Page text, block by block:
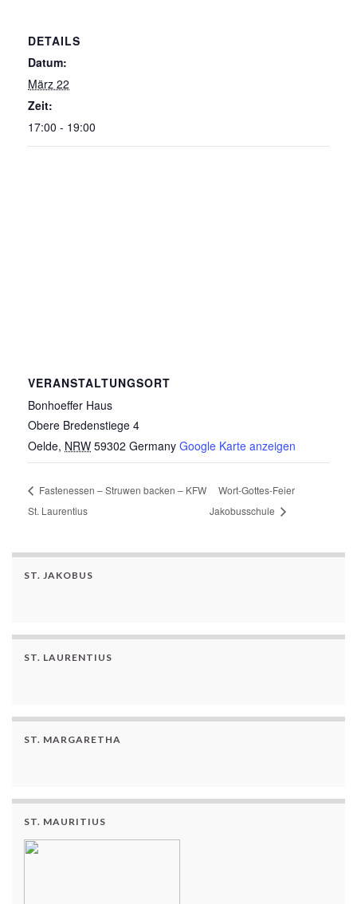
DETAILS
Datum:
März 22
Zeit:
17:00 - 19:00
VERANSTALTUNGSORT
Bonhoeffer Haus
Obere Bredenstiege 4
Oelde, NRW 59302 Germany Google Karte anzeigen
Fastenessen – Struwen backen – KFW
St. Laurentius
Wort-Gottes-Feier
Jakobusschule
ST. JAKOBUS
ST. LAURENTIUS
ST. MARGARETHA
ST. MAURITIUS